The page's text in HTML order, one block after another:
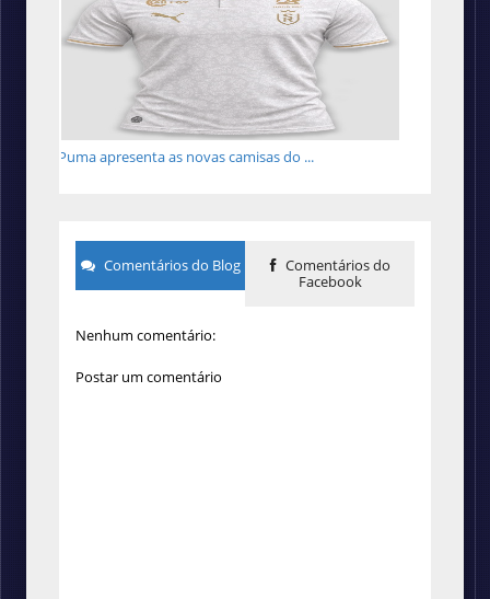
Puma apresenta as novas camisas do ...
Comentários do Blog
Comentários do
Facebook
Nenhum comentário:
Postar um comentário